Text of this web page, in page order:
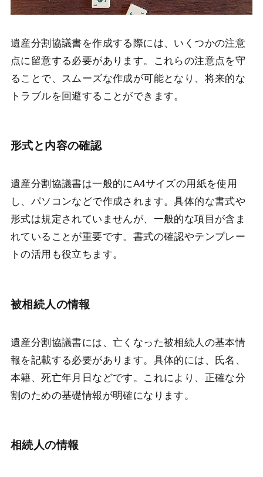
遺産分割協議書を作成する際には、いくつかの注意
点に留意する必要があります。これらの注意点を守
ることで、スムーズな作成が可能となり、将来的な
トラブルを回避することができます。
形式と内容の確認
遺産分割協議書は一般的にA4サイズの用紙を使用
し、パソコンなどで作成されます。具体的な書式や
形式は規定されていませんが、一般的な項目が含ま
れていることが重要です。書式の確認やテンプレー
トの活用も役立ちます。
被相続人の情報
遺産分割協議書には、亡くなった被相続人の基本情
報を記載する必要があります。具体的には、氏名、
本籍、死亡年月日などです。これにより、正確な分
割のための基礎情報が明確になります。
相続人の情報